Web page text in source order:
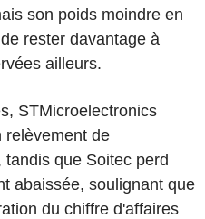
son poids moindre en
rester davantage à
ailleurs.
STMicroelectronics
relèvement de
que Soitec perd
abaissée, soulignant que
du chiffre d'affaires